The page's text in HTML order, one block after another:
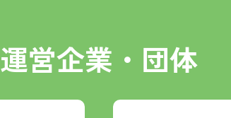
運営企業・団体